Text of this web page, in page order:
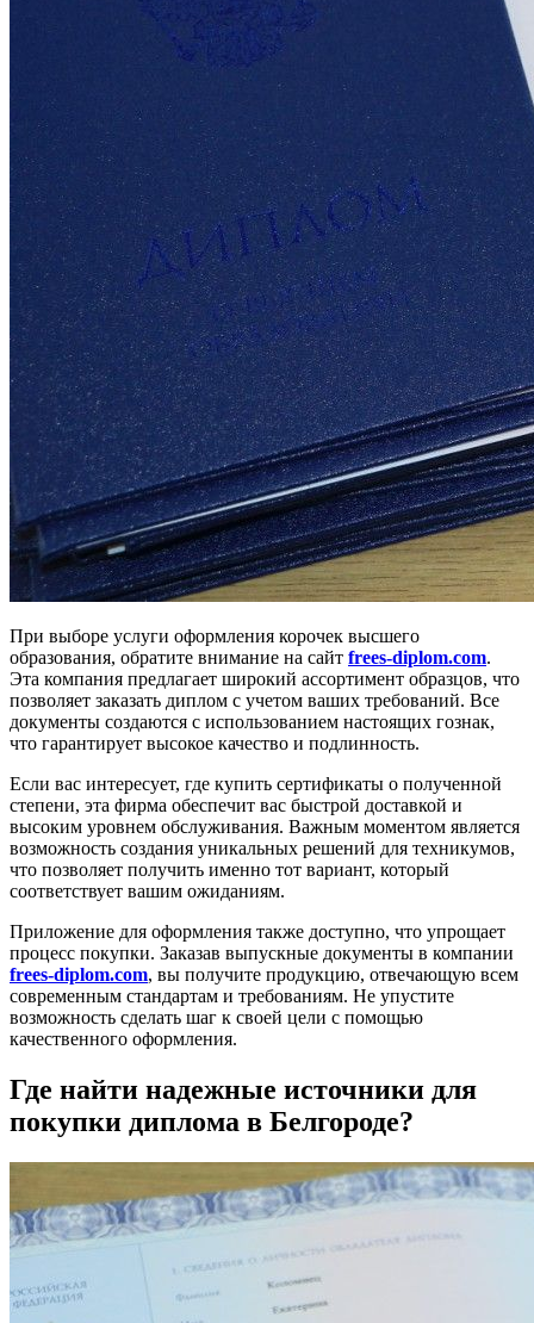
При выборе услуги оформления корочек высшего
образования, обратите внимание на сайт frees-diplom.com.
Эта компания предлагает широкий ассортимент образцов, что
позволяет заказать диплом с учетом ваших требований. Все
документы создаются с использованием настоящих гознак,
что гарантирует высокое качество и подлинность.
Если вас интересует, где купить сертификаты о полученной
степени, эта фирма обеспечит вас быстрой доставкой и
высоким уровнем обслуживания. Важным моментом является
возможность создания уникальных решений для техникумов,
что позволяет получить именно тот вариант, который
соответствует вашим ожиданиям.
Приложение для оформления также доступно, что упрощает
процесс покупки. Заказав выпускные документы в компании
frees-diplom.com, вы получите продукцию, отвечающую всем
современным стандартам и требованиям. Не упустите
возможность сделать шаг к своей цели с помощью
качественного оформления.
Где найти надежные источники для
покупки диплома в Белгороде?